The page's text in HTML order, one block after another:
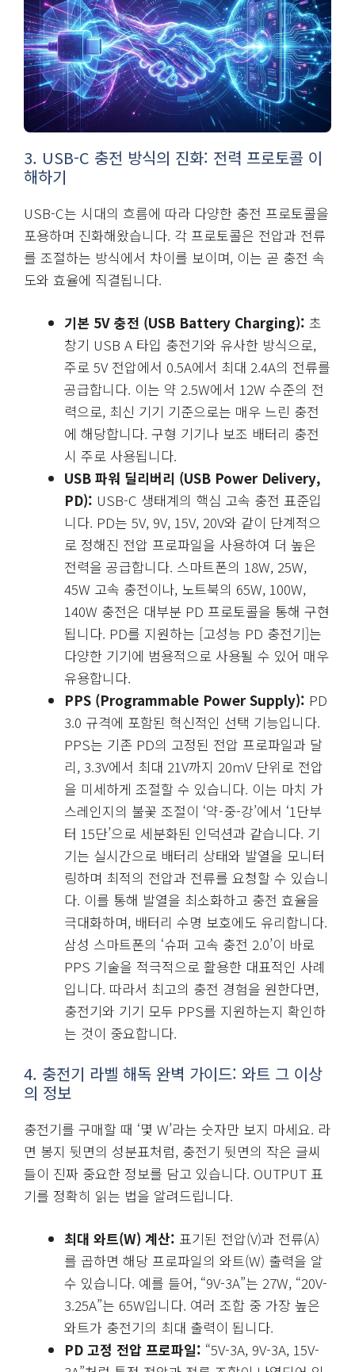
3. USB-C 충전 방식의 진화: 전력 프로토콜 이
해하기
USB-C는 시대의 흐름에 따라 다양한 충전 프로토콜을
포용하며 진화해왔습니다. 각 프로토콜은 전압과 전류
를 조절하는 방식에서 차이를 보이며, 이는 곧 충전 속
도와 효율에 직결됩니다.
기본 5V 충전 (USB Battery Charging): 초
창기 USB A 타입 충전기와 유사한 방식으로,
주로 5V 전압에서 0.5A에서 최대 2.4A의 전류를
공급합니다. 이는 약 2.5W에서 12W 수준의 전
력으로, 최신 기기 기준으로는 매우 느린 충전
에 해당합니다. 구형 기기나 보조 배터리 충전
시 주로 사용됩니다.
USB 파워 딜리버리 (USB Power Delivery,
PD): USB-C 생태계의 핵심 고속 충전 표준입
니다. PD는 5V, 9V, 15V, 20V와 같이 단계적으
로 정해진 전압 프로파일을 사용하여 더 높은
전력을 공급합니다. 스마트폰의 18W, 25W,
45W 고속 충전이나, 노트북의 65W, 100W,
140W 충전은 대부분 PD 프로토콜을 통해 구현
됩니다. PD를 지원하는 [고성능 PD 충전기]는
다양한 기기에 범용적으로 사용될 수 있어 매우
유용합니다.
PPS (Programmable Power Supply): PD
3.0 규격에 포함된 혁신적인 선택 기능입니다.
PPS는 기존 PD의 고정된 전압 프로파일과 달
리, 3.3V에서 최대 21V까지 20mV 단위로 전압
을 미세하게 조절할 수 있습니다. 이는 마치 가
스레인지의 불꽃 조절이 ‘약-중-강’에서 ‘1단부
터 15단’으로 세분화된 인덕션과 같습니다. 기
기는 실시간으로 배터리 상태와 발열을 모니터
링하며 최적의 전압과 전류를 요청할 수 있습니
다. 이를 통해 발열을 최소화하고 충전 효율을
극대화하며, 배터리 수명 보호에도 유리합니다.
삼성 스마트폰의 ‘슈퍼 고속 충전 2.0’이 바로
PPS 기술을 적극적으로 활용한 대표적인 사례
입니다. 따라서 최고의 충전 경험을 원한다면,
충전기와 기기 모두 PPS를 지원하는지 확인하
는 것이 중요합니다.
4. 충전기 라벨 해독 완벽 가이드: 와트 그 이상
의 정보
충전기를 구매할 때 ‘몇 W’라는 숫자만 보지 마세요. 라
면 봉지 뒷면의 성분표처럼, 충전기 뒷면의 작은 글씨
들이 진짜 중요한 정보를 담고 있습니다. OUTPUT 표
기를 정확히 읽는 법을 알려드립니다.
최대 와트(W) 계산: 표기된 전압(V)과 전류(A)
를 곱하면 해당 프로파일의 와트(W) 출력을 알
수 있습니다. 예를 들어, “9V-3A”는 27W, “20V-
3.25A”는 65W입니다. 여러 조합 중 가장 높은
와트가 충전기의 최대 출력이 됩니다.
PD 고정 전압 프로파일: “5V-3A, 9V-3A, 15V-